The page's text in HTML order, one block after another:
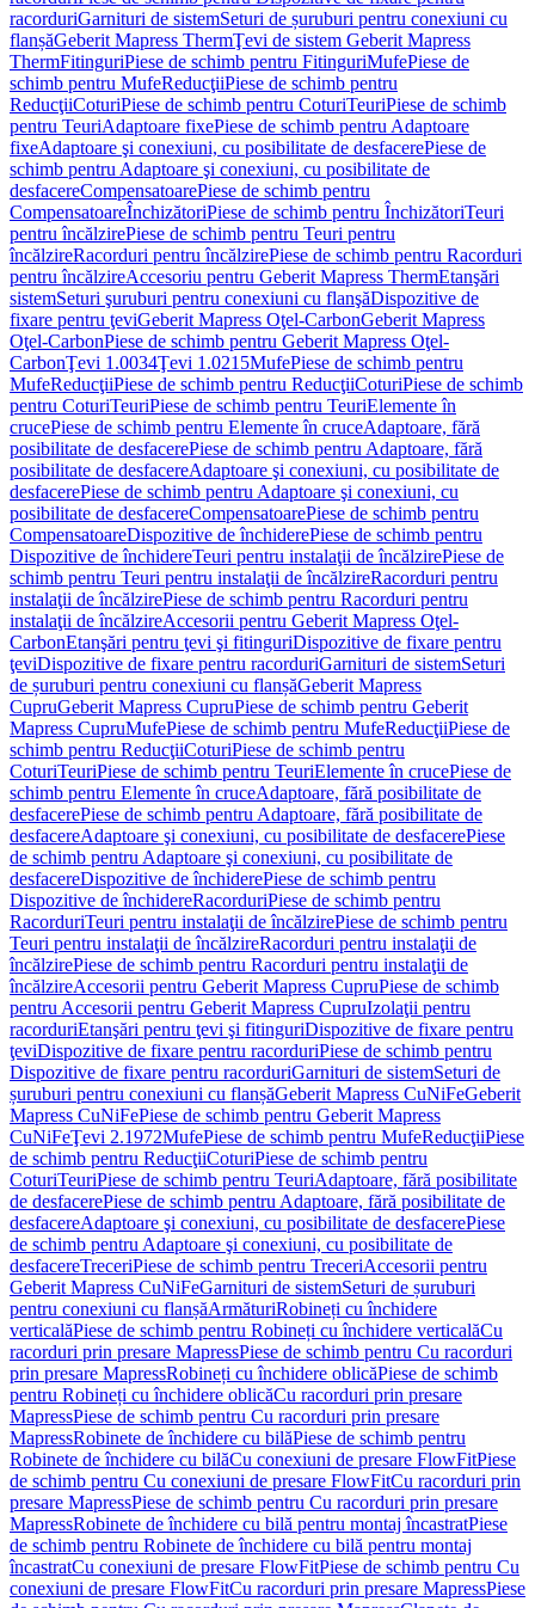
racorduriGarnituri de sistemSeturi de șuruburi pentru conexiuni cu
flanșăGeberit Mapress ThermŢevi de sistem Geberit Mapress
ThermFitinguriPiese de schimb pentru FitinguriMufePiese de
schimb pentru MufeReducţiiPiese de schimb pentru
ReducţiiCoturiPiese de schimb pentru CoturiTeuriPiese de schimb
pentru TeuriAdaptoare fixePiese de schimb pentru Adaptoare
fixeAdaptoare şi conexiuni, cu posibilitate de desfacerePiese de
schimb pentru Adaptoare şi conexiuni, cu posibilitate de
desfacereCompensatoarePiese de schimb pentru
CompensatoareÎnchizătoriPiese de schimb pentru ÎnchizătoriTeuri
pentru încălzirePiese de schimb pentru Teuri pentru
încălzireRacorduri pentru încălzirePiese de schimb pentru Racorduri
pentru încălzireAccesoriu pentru Geberit Mapress ThermEtanşări
sistemSeturi şuruburi pentru conexiuni cu flanşăDispozitive de
fixare pentru ţeviGeberit Mapress Oţel-CarbonGeberit Mapress
Oţel-CarbonPiese de schimb pentru Geberit Mapress Oţel-
CarbonŢevi 1.0034Ţevi 1.0215MufePiese de schimb pentru
MufeReducţiiPiese de schimb pentru ReducţiiCoturiPiese de schimb
pentru CoturiTeuriPiese de schimb pentru TeuriElemente în
crucePiese de schimb pentru Elemente în cruceAdaptoare, fără
posibilitate de desfacerePiese de schimb pentru Adaptoare, fără
posibilitate de desfacereAdaptoare şi conexiuni, cu posibilitate de
desfacerePiese de schimb pentru Adaptoare şi conexiuni, cu
posibilitate de desfacereCompensatoarePiese de schimb pentru
CompensatoareDispozitive de închiderePiese de schimb pentru
Dispozitive de închidereTeuri pentru instalaţii de încălzirePiese de
schimb pentru Teuri pentru instalaţii de încălzireRacorduri pentru
instalaţii de încălzirePiese de schimb pentru Racorduri pentru
instalaţii de încălzireAccesorii pentru Geberit Mapress Oţel-
CarbonEtanşări pentru ţevi şi fitinguriDispozitive de fixare pentru
ţeviDispozitive de fixare pentru racorduriGarnituri de sistemSeturi
de șuruburi pentru conexiuni cu flanșăGeberit Mapress
CupruGeberit Mapress CupruPiese de schimb pentru Geberit
Mapress CupruMufePiese de schimb pentru MufeReducţiiPiese de
schimb pentru ReducţiiCoturiPiese de schimb pentru
CoturiTeuriPiese de schimb pentru TeuriElemente în crucePiese de
schimb pentru Elemente în cruceAdaptoare, fără posibilitate de
desfacerePiese de schimb pentru Adaptoare, fără posibilitate de
desfacereAdaptoare şi conexiuni, cu posibilitate de desfacerePiese
de schimb pentru Adaptoare şi conexiuni, cu posibilitate de
desfacereDispozitive de închiderePiese de schimb pentru
Dispozitive de închidereRacorduriPiese de schimb pentru
RacorduriTeuri pentru instalaţii de încălzirePiese de schimb pentru
Teuri pentru instalaţii de încălzireRacorduri pentru instalaţii de
încălzirePiese de schimb pentru Racorduri pentru instalaţii de
încălzireAccesorii pentru Geberit Mapress CupruPiese de schimb
pentru Accesorii pentru Geberit Mapress CupruIzolaţii pentru
racorduriEtanşări pentru ţevi şi fitinguriDispozitive de fixare pentru
ţeviDispozitive de fixare pentru racorduriPiese de schimb pentru
Dispozitive de fixare pentru racorduriGarnituri de sistemSeturi de
șuruburi pentru conexiuni cu flanșăGeberit Mapress CuNiFeGeberit
Mapress CuNiFePiese de schimb pentru Geberit Mapress
CuNiFeŢevi 2.1972MufePiese de schimb pentru MufeReducţiiPiese
de schimb pentru ReducţiiCoturiPiese de schimb pentru
CoturiTeuriPiese de schimb pentru TeuriAdaptoare, fără posibilitate
de desfacerePiese de schimb pentru Adaptoare, fără posibilitate de
desfacereAdaptoare şi conexiuni, cu posibilitate de desfacerePiese
de schimb pentru Adaptoare şi conexiuni, cu posibilitate de
desfacereTreceriPiese de schimb pentru TreceriAccesorii pentru
Geberit Mapress CuNiFeGarnituri de sistemSeturi de șuruburi
pentru conexiuni cu flanșăArmăturiRobineți cu închidere
verticalăPiese de schimb pentru Robineți cu închidere verticalăCu
racorduri prin presare MapressPiese de schimb pentru Cu racorduri
prin presare MapressRobineți cu închidere oblicăPiese de schimb
pentru Robineți cu închidere oblicăCu racorduri prin presare
MapressPiese de schimb pentru Cu racorduri prin presare
MapressRobinete de închidere cu bilăPiese de schimb pentru
Robinete de închidere cu bilăCu conexiuni de presare FlowFitPiese
de schimb pentru Cu conexiuni de presare FlowFitCu racorduri prin
presare MapressPiese de schimb pentru Cu racorduri prin presare
MapressRobinete de închidere cu bilă pentru montaj încastratPiese
de schimb pentru Robinete de închidere cu bilă pentru montaj
încastratCu conexiuni de presare FlowFitPiese de schimb pentru Cu
conexiuni de presare FlowFitCu racorduri prin presare MapressPiese